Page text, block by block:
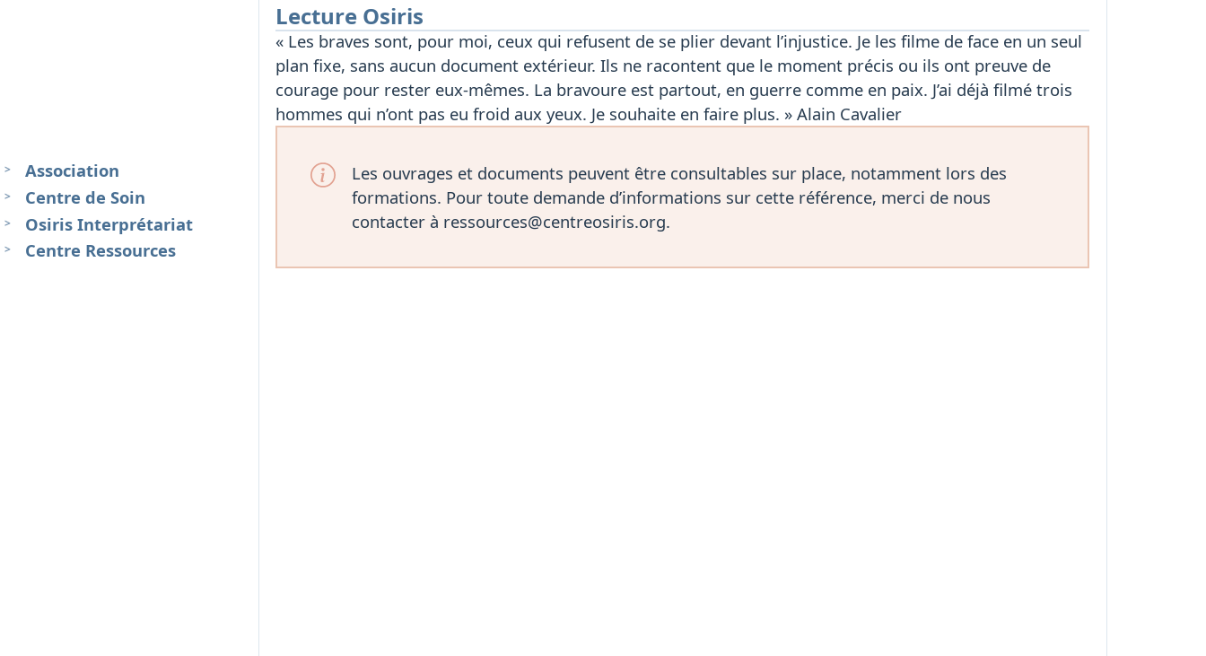
Association
Centre de Soin
Osiris Interprétariat
Centre Ressources
Lecture Osiris
« Les braves sont, pour moi, ceux qui refusent de se plier devant l’injustice. Je les filme de face en un seul
plan fixe, sans aucun document extérieur. Ils ne racontent que le moment précis ou ils ont preuve de
courage pour rester eux-mêmes. La bravoure est partout, en guerre comme en paix. J’ai déjà filmé trois
hommes qui n’ont pas eu froid aux yeux. Je souhaite en faire plus. » Alain Cavalier
Les ouvrages et documents peuvent être consultables sur place, notamment lors des
formations. Pour toute demande d’informations sur cette référence, merci de nous
contacter à ressources@centreosiris.org.